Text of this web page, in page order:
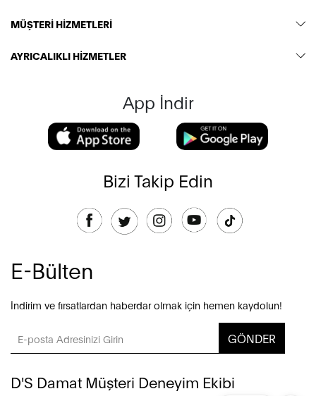
MÜŞTERİ HİZMETLERİ
AYRICALIKLI HİZMETLER
App İndir
Bizi Takip Edin
E-Bülten
İndirim ve fırsatlardan haberdar olmak için hemen kaydolun!
GÖNDER
D'S Damat Müşteri Deneyim Ekibi